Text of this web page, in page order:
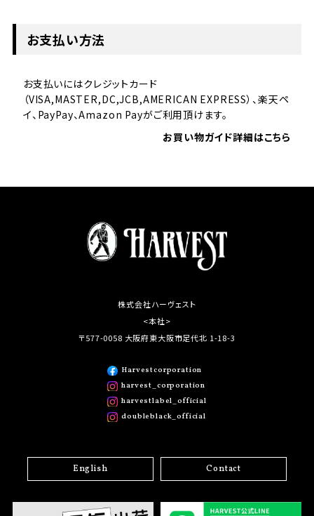
お支払い方法
お支払いにはクレジットカード
（VISA,MASTER,DC,JCB,AMERICAN EXPRESS）、楽天ペ
イ、PayPay、Amazon Payがご利用頂けます。
お買い物ガイド詳細はこちら
株式会社ハーヴェスト
<本社>
〒577-0058 大阪府東大阪市足代北 1-18-3
Harvestcorporation
harvest_corporation
harvestlabel_official
doubleblack_official
English Contact